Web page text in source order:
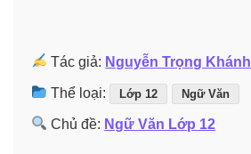
Tác giả: Nguyễn Trọng Khánh
Thể loại: Lớp 12 Ngữ Văn
Chủ đề: Ngữ Văn Lớp 12